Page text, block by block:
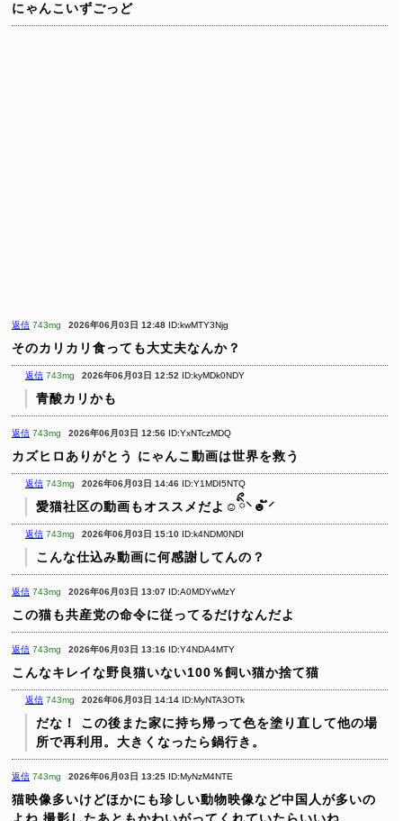
にゃんこいずごっど
返信 743mg 2026年06月03日 12:48 ID:kwMTY3Njg
そのカリカリ食っても大丈夫なんか？
返信 743mg 2026年06月03日 12:52 ID:kyMDk0NDY
青酸カリかも
返信 743mg 2026年06月03日 12:56 ID:YxNTczMDQ
カズヒロありがとう にゃんこ動画は世界を救う
返信 743mg 2026年06月03日 14:46 ID:Y1MDI5NTQ
愛猫社区の動画もオススメだよ☺︎ིྀ⸌☻ັ⸍
返信 743mg 2026年06月03日 15:10 ID:k4NDM0NDI
こんな仕込み動画に何感謝してんの？
返信 743mg 2026年06月03日 13:07 ID:A0MDYwMzY
この猫も共産党の命令に従ってるだけなんだよ
返信 743mg 2026年06月03日 13:16 ID:Y4NDA4MTY
こんなキレイな野良猫いない100％飼い猫か捨て猫
返信 743mg 2026年06月03日 14:14 ID:MyNTA3OTk
だな！
この後また家に持ち帰って色を塗り直して他の場
所で再利用。大きくなったら鍋行き。
返信 743mg 2026年06月03日 13:25 ID:MyNzM4NTE
猫映像多いけどほかにも珍しい動物映像など中国人が多いの